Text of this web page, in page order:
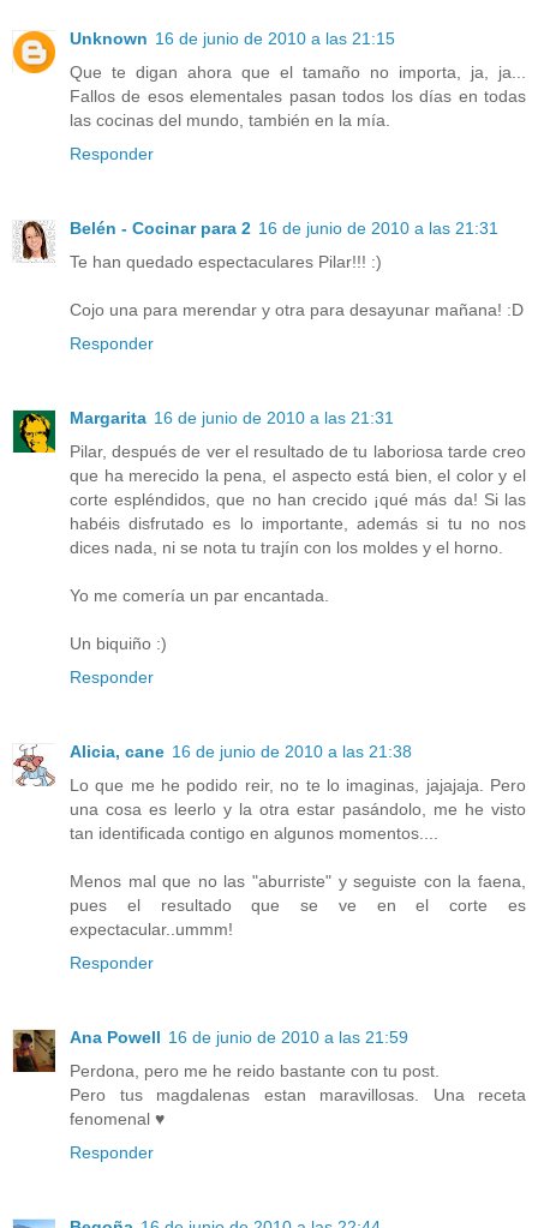
Unknown 16 de junio de 2010 a las 21:15
Que te digan ahora que el tamaño no importa, ja, ja...
Fallos de esos elementales pasan todos los días en todas
las cocinas del mundo, también en la mía.
Responder
Belén - Cocinar para 2 16 de junio de 2010 a las 21:31
Te han quedado espectaculares Pilar!!! :)
Cojo una para merendar y otra para desayunar mañana! :D
Responder
Margarita 16 de junio de 2010 a las 21:31
Pilar, después de ver el resultado de tu laboriosa tarde creo
que ha merecido la pena, el aspecto está bien, el color y el
corte espléndidos, que no han crecido ¡qué más da! Si las
habéis disfrutado es lo importante, además si tu no nos
dices nada, ni se nota tu trajín con los moldes y el horno.
Yo me comería un par encantada.
Un biquiño :)
Responder
Alicia, cane 16 de junio de 2010 a las 21:38
Lo que me he podido reir, no te lo imaginas, jajajaja. Pero
una cosa es leerlo y la otra estar pasándolo, me he visto
tan identificada contigo en algunos momentos....
Menos mal que no las "aburriste" y seguiste con la faena,
pues el resultado que se ve en el corte es
expectacular..ummm!
Responder
Ana Powell 16 de junio de 2010 a las 21:59
Perdona, pero me he reido bastante con tu post.
Pero tus magdalenas estan maravillosas. Una receta
fenomenal ♥
Responder